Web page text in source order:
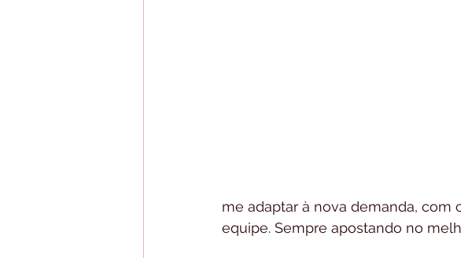
me adaptar à nova demanda, com
equipe. Sempre apostando no